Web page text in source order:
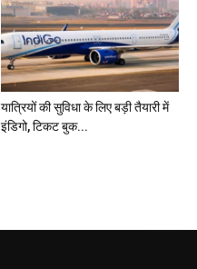
यात्रियों की सुविधा के लिए बड़ी तैयारी में
इंडिगो, टिकट बुक...